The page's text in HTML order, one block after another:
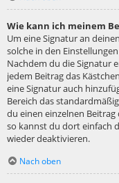
Wie kann ich meinem
Um eine Signatur an
solche in den
Nachdem du die Signatur
jedem Beitrag das
eine Signatur auch
Bereich das
du einen einzelnen
so kannst du dort einfach
wieder deaktivieren.
Nach oben